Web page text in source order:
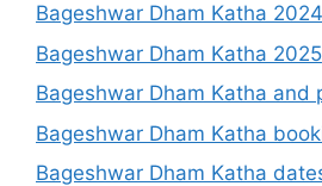
Bageshwar Dham Katha 2024
Bageshwar Dham Katha 2025
Bageshwar Dham Katha and
Bageshwar Dham Katha
Bageshwar Dham Katha